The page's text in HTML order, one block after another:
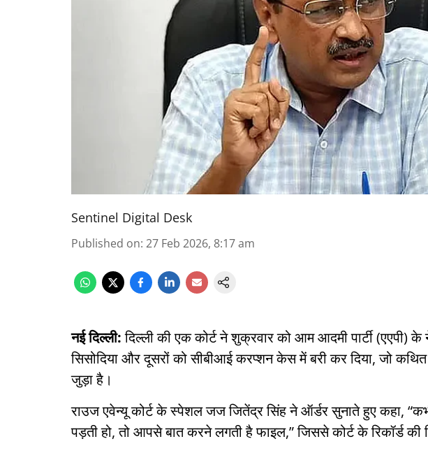
Sentinel Digital Desk
Published on: 27 Feb 2026, 8:17 am
नई दिल्ली:दिल्ली की एक कोर्ट ने शुक्रवार को आम आदमी पार्टी (एएपी)
सिसोदिया और दूसरों को सीबीआई करप्शन केस में बरी कर दिया, जो
जुड़ा है।
राउज एवेन्यू कोर्ट के स्पेशल जज जितेंद्र सिंह ने ऑर्डर सुनाते हुए कहा,
पड़ती हो, तो आपसे बात करने लगती है फाइल,” जिससे कोर्ट के रिकॉर्ड